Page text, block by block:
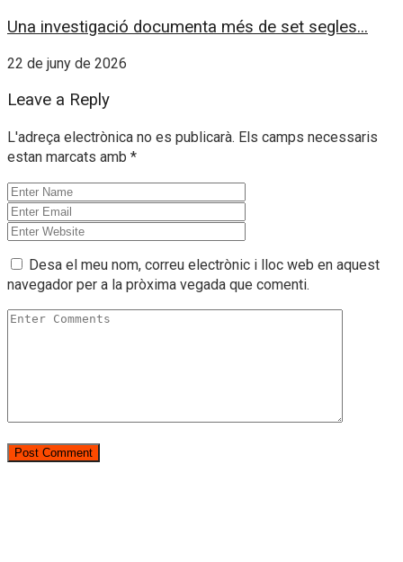
Una investigació documenta més de set segles...
22 de juny de 2026
Leave a Reply
L'adreça electrònica no es publicarà. Els camps necessaris
estan marcats amb *
Desa el meu nom, correu electrònic i lloc web en aquest
navegador per a la pròxima vegada que comenti.